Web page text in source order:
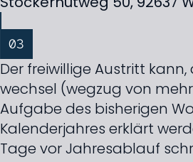
03
Der freiwillige Austritt
wechsel (wegzug von
Aufgabe des bisherigen
Kalender­jahres erklärt
Tage vor Jahres­ablauf